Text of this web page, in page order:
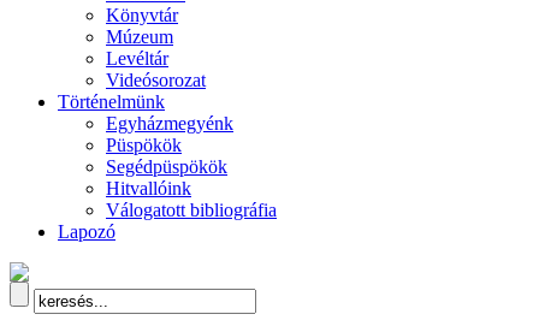
Könyvtár
Múzeum
Levéltár
Videósorozat
Történelmünk
Egyházmegyénk
Püspökök
Segédpüspökök
Hitvallóink
Válogatott bibliográfia
Lapozó